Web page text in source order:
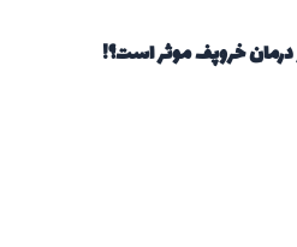
خروپف موثر است؟!